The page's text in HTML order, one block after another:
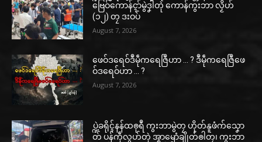
ဗြေဝ်ကောန်ၚာ်မွဲဒၞါဲတုဲ ကောန်ကွးဘာ လၟိဟ်
(၁၂) တၠ ဒးဝပ်
August 7, 2026
ဖေဝ်ဒရေဝ်ဒဳမဵုကရေဇြဳဟာ … ? ဒဳမဵုကရေဇြဳဖေ
ဝ်ဒရေဝ်ဟာ … ?
August 7, 2026
ပ္ဍဲခရိုၚ်နန်ထၜုရဳ ကွးဘာမွဲတၠ ဟိုတ်နူဖံက်သၞော
တ် ပန်ကဵုလွဟ်တုဲ အ္စာၝောံချိုတ်ၜါတၠ၊ ကွးဘာ